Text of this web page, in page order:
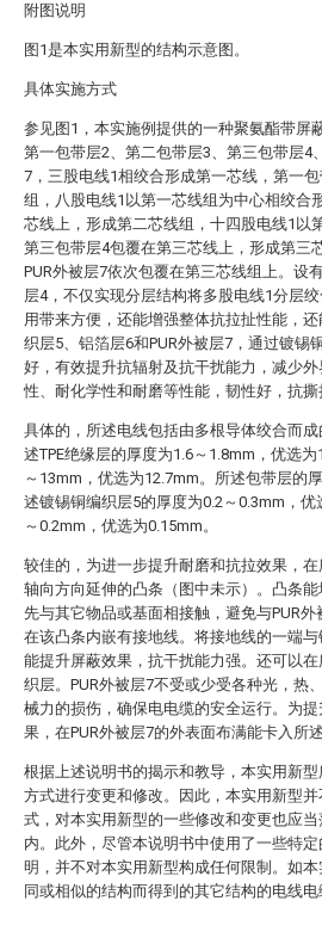
附图说明
图1是本实用新型的结构示意图。
具体实施方式
参见图1，本实施例提供的一种聚氨酯带屏
第一包带层2、第二包带层3、第三包带层4
7，三股电线1相绞合形成第一芯线，第一
组，八股电线1以第一芯线组为中心相绞合
芯线上，形成第二芯线组，十四股电线1以
第三包带层4包覆在第三芯线上，形成第三
PUR外被层7依次包覆在第三芯线组上。设
层4，不仅实现分层结构将多股电线1分层
用带来方便，还能增强整体抗拉扯性能，
织层5、铝箔层6和PUR外被层7，通过镀锡
好，有效提升抗辐射及抗干扰能力，减少
性、耐化学性和耐磨等性能，韧性好，抗撕
具体的，所述电线包括由多根导体绞合而
述TPE绝缘层的厚度为1.6～1.8mm，优选
～13mm，优选为12.7mm。所述包带层的
述镀锡铜编织层5的厚度为0.2～0.3mm，
～0.2mm，优选为0.15mm。
较佳的，为进一步提升耐磨和抗拉效果，
轴向方向延伸的凸条（图中未示）。凸条
先与其它物品或基面相接触，避免与PUR
在该凸条内嵌有接地线。将接地线的一端
能提升屏蔽效果，抗干扰能力强。还可以
织层。PUR外被层7不受或少受各种光，热
械力的损伤，确保电电缆的安全运行。为
果，在PUR外被层7的外表面布满能卡入所
根据上述说明书的揭示和教导，本实用新
方式进行变更和修改。因此，本实用新型
式，对本实用新型的一些修改和变更也应
内。此外，尽管本说明书中使用了一些特
明，并不对本实用新型构成任何限制。如
同或相似的结构而得到的其它结构的电线